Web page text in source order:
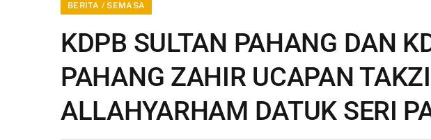
BERITA / SEMASA
KDPB SULTAN PAHANG DAN
PAHANG ZAHIR UCAPAN
ALLAHYARHAM DATUK SERI